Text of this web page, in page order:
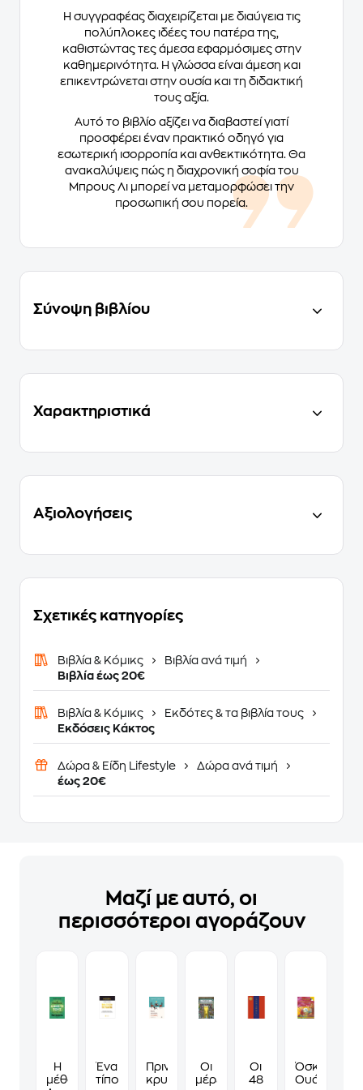
Η συγγραφέας διαχειρίζεται με διαύγεια τις
πολύπλοκες ιδέες του πατέρα της,
καθιστώντας τες άμεσα εφαρμόσιμες στην
καθημερινότητα. Η γλώσσα είναι άμεση και
επικεντρώνεται στην ουσία και τη διδακτική
τους αξία.
Αυτό το βιβλίο αξίζει να διαβαστεί γιατί
προσφέρει έναν πρακτικό οδηγό για
εσωτερική ισορροπία και ανθεκτικότητα. Θα
ανακαλύψεις πώς η διαχρονική σοφία του
Μπρους Λι μπορεί να μεταμορφώσει την
προσωπική σου πορεία.
Σύνοψη βιβλίου
Χαρακτηριστικά
Αξιολογήσεις
Σχετικές κατηγορίες
Βιβλία & Κόμικς
Βιβλία ανά τιμή
Βιβλία έως 20€
Βιβλία & Κόμικς
Εκδότες & τα βιβλία τους
Εκδόσεις Κάκτος
Δώρα & Είδη Lifestyle
Δώρα ανά τιμή
έως 20€
Μαζί με αυτό, οι
περισσότεροι αγοράζουν
Η
μέθοδος
Ένα
τίποτα
Πριν
κρυώσει
Οι
μέρες
Οι
48
Όσκαρ
Ουάιλντ